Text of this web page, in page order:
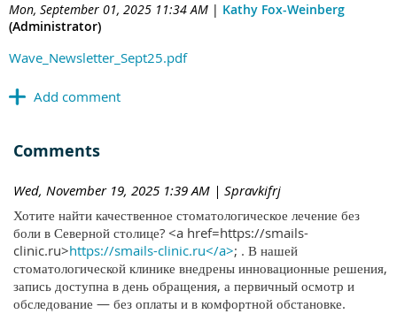
Mon, September 01, 2025 11:34 AM | Kathy Fox-Weinberg
(Administrator)
Wave_Newsletter_Sept25.pdf
Comments
Wed, November 19, 2025 1:39 AM | Spravkifrj
Хотите найти качественное стоматологическое лечение без
боли в Северной столице? <a href=https://smails-
clinic.ru>https://smails-clinic.ru</a>; . В нашей
стоматологической клинике внедрены инновационные решения,
запись доступна в день обращения, а первичный осмотр и
обследование — без оплаты и в комфортной обстановке.